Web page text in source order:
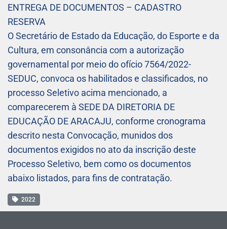
ENTREGA DE DOCUMENTOS – CADASTRO
RESERVA
O Secretário de Estado da Educação, do Esporte e da
Cultura, em consonância com a autorização
governamental por meio do ofício 7564/2022-
SEDUC, convoca os habilitados e classificados, no
processo Seletivo acima mencionado, a
comparecerem à SEDE DA DIRETORIA DE
EDUCAÇÃO DE ARACAJU, conforme cronograma
descrito nesta Convocação, munidos dos
documentos exigidos no ato da inscrição deste
Processo Seletivo, bem como os documentos
abaixo listados, para fins de contratação.
2022